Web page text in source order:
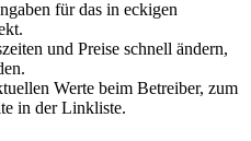
für das in eckigen
und Preise schnell ändern,
Werte beim Betreiber, zum
in der Linkliste.